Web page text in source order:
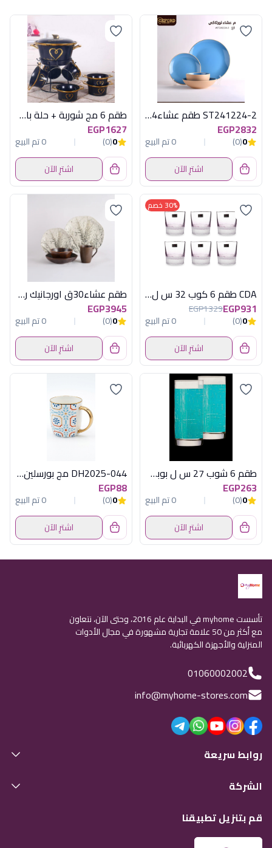
ST241224-2 طقم عشاء24ق كافيه*ابيض اكسفور
EGP2832
0
(0)
0 تم البيع
اشترِ الآن
طقم 6 مج شوربة + حلة باستاند اكسفورد
EGP1627
0
(0)
0 تم البيع
اشترِ الآن
30% خصم
CDA طقم 6 كوب 32 س ل موف انتوشن
EGP931
EGP1329
0
(0)
0 تم البيع
اشترِ الآن
طقم عشاء30ق اورجانيك رست اكسفورد
EGP3945
0
(0)
0 تم البيع
اشترِ الآن
طقم 6 شوب 27 س ل بوبي تركواز لومينارك
EGP263
0
(0)
0 تم البيع
اشترِ الآن
DH2025-044 مج بورسلين اندلسى ديفا
EGP88
0
(0)
0 تم البيع
اشترِ الآن
تأسست myhome في البداية عام 2016، وحتى الآن، نتعاون
مع أكثر من 50 علامة تجارية مشهورة في مجال الأدوات
المنزلية والأجهزة الكهربائية.
01060002002
info@myhome-stores.com
روابط سريعة
الشركة
قم بتنزيل تطبيقنا